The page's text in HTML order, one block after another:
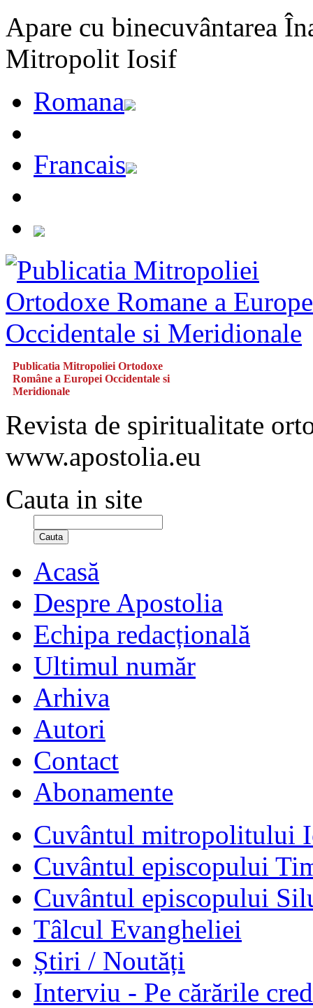
Apare cu binecuvântarea
Mitropolit Iosif
Romana
Francais
Publicatia Mitropoliei Ortodoxe
Române a Europei Occidentale si
Meridionale
Revista de spiritualitate
www.apostolia.eu
Cauta in site
Cauta
Acasă
Despre Apostolia
Echipa redacțională
Ultimul număr
Arhiva
Autori
Contact
Abonamente
Cuvântul mitropolitului
Cuvântul episcopului
Cuvântul episcopului
Tâlcul Evangheliei
Știri / Noutăți
Interviu - Pe cărările